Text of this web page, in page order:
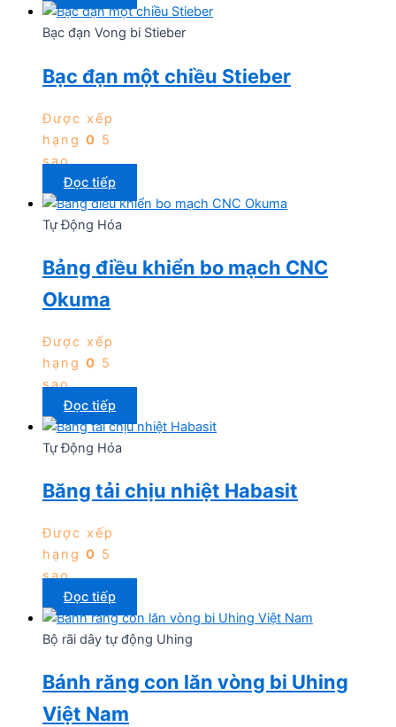
Bạc đạn Vong bi Stieber
Bạc đạn một chiều Stieber
Được xếp
hạng 0 5
sao
Đọc tiếp
Tự Động Hóa
Bảng điều khiển bo mạch CNC
Okuma
Được xếp
hạng 0 5
sao
Đọc tiếp
Tự Động Hóa
Băng tải chịu nhiệt Habasit
Được xếp
hạng 0 5
sao
Đọc tiếp
Bộ rãi dây tự động Uhing
Bánh răng con lăn vòng bi Uhing
Việt Nam